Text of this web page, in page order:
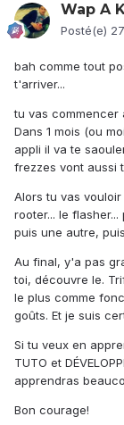
Wap A
Posté(e)
bah comme tout
t'arriver...
tu vas commencer
Dans 1 mois (ou
appli il va te
frezzes vont aussi
Alors tu vas
rooter... le flasher...
puis une autre,
Au final, y'a pas
toi, découvre le.
le plus comme
goûts. Et je suis
Si tu veux en
TUTO et
apprendras
Bon courage!